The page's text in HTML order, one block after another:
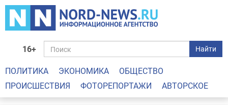
16+ Найти
ПОЛИТИКА ЭКОНОМИКА
ОБЩЕСТВО
ПРОИСШЕСТВИЯ
ФОТОРЕПОРТАЖИ АВТОРСКОЕ